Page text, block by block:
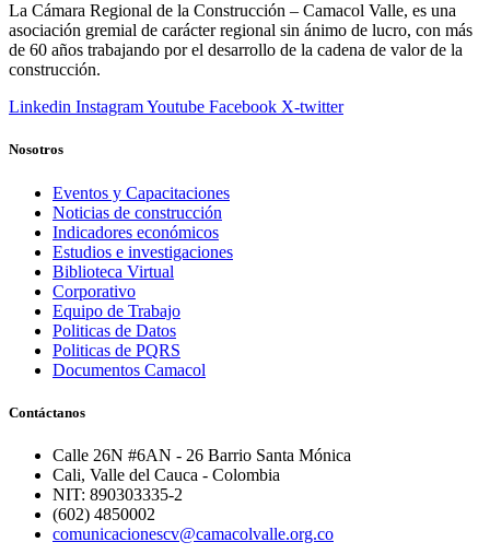
La Cámara Regional de la Construcción – Camacol Valle, es una
asociación gremial de carácter regional sin ánimo de lucro, con más
de 60 años trabajando por el desarrollo de la cadena de valor de la
construcción.
Linkedin InstagramYoutube Facebook X-twitter
Nosotros
Eventos y Capacitaciones
Noticias de construcción
Indicadores económicos
Estudios e investigaciones
Biblioteca Virtual
Corporativo
Equipo de Trabajo
Politicas de Datos
Politicas de PQRS
Documentos Camacol
Contáctanos
Calle 26N #6AN - 26 Barrio Santa Mónica
Cali, Valle del Cauca - Colombia
NIT: 890303335-2
(602) 4850002
comunicacionescv@camacolvalle.org.co